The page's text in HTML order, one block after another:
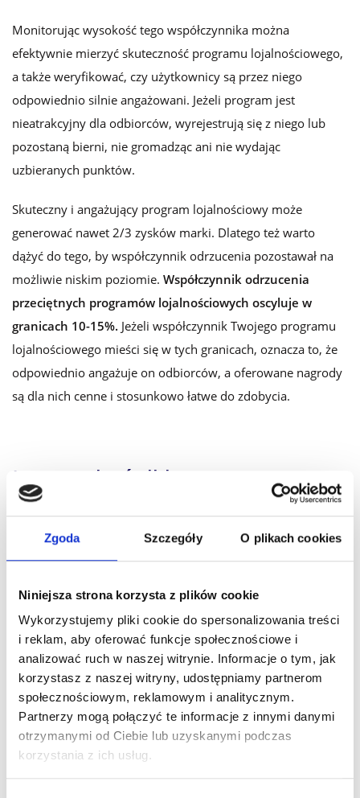
Zgoda Szczegóły O plikach cookies
Niniejsza strona korzysta z plików cookie
Wykorzystujemy pliki cookie do spersonalizowania treści
i reklam, aby oferować funkcje społecznościowe i
analizować ruch w naszej witrynie. Informacje o tym, jak
korzystasz z naszej witryny, udostępniamy partnerom
społecznościowym, reklamowym i analitycznym.
Partnerzy mogą połączyć te informacje z innymi danymi
otrzymanymi od Ciebie lub uzyskanymi podczas
korzystania z ich usług.
Monitorując wysokość tego współczynnika można
efektywnie mierzyć skuteczność programu lojalnościowego,
a także weryfikować, czy użytkownicy są przez niego
odpowiednio silnie angażowani. Jeżeli program jest
nieatrakcyjny dla odbiorców, wyrejestrują się z niego lub
pozostaną bierni, nie gromadząc ani nie wydając
uzbieranych punktów.
Skuteczny i angażujący program lojalnościowy może
generować nawet 2/3 zysków marki. Dlatego też warto
dążyć do tego, by współczynnik odrzucenia pozostawał na
możliwie niskim poziomie. Współczynnik odrzucenia
przeciętnych programów lojalnościowych oscyluje w
granicach 10-15%. Jeżeli współczynnik Twojego programu
lojalnościowego mieści się w tych granicach, oznacza to, że
odpowiednio angażuje on odbiorców, a oferowane nagrody
są dla nich cenne i stosunkowo łatwe do zdobycia.
Inne wskaźniki
Oczywiście warto mierzyć efektywność programu
programem lojalnościowym.
Przykładowo:
Jeśli Twoim celem jest zwiększenie częstotliwości
zakupów/wizyt klienta – mierz średnią liczbę zakupów
lub wizyt na klienta.
Jeśli zależy Ci na zwiększeniu liczby skutecznych